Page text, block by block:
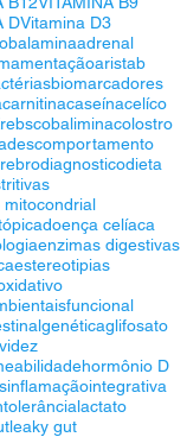
DVitamina D3
adrenal
aristab
biomarcadores
carnitinacaseínacelíco
cobaliminacolostro
comportamento
diagnosticodieta
mitocondrial
doença celíaca
enzimas digestivas
estereotipias
funcional
genéticaglifosato
hormônio D
inflamaçãointegrativa
lactato
leaky gut